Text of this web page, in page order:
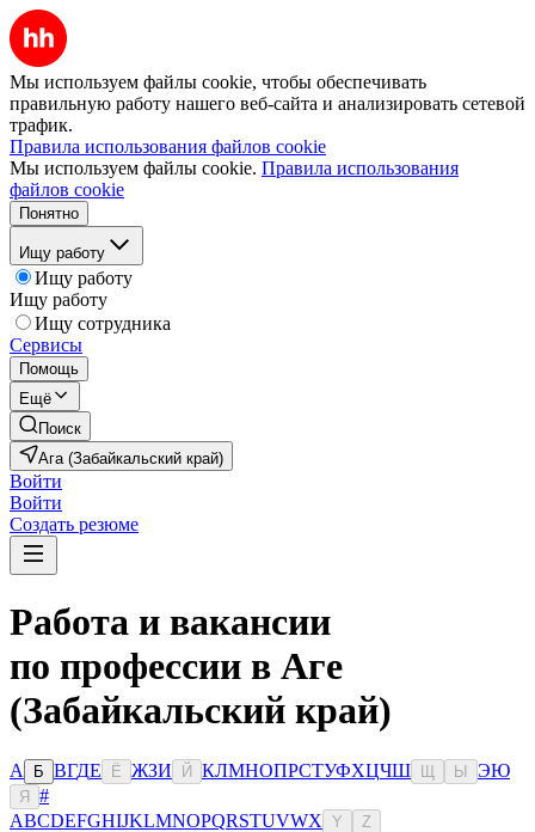
Мы используем файлы cookie, чтобы обеспечивать
правильную работу нашего веб-сайта и анализировать сетевой
трафик.
Правила использования файлов cookie
Мы используем файлы cookie. Правила использования
файлов cookie
Понятно
Ищу работу
Ищу работу
Ищу работу
Ищу сотрудника
Сервисы
Помощь
Ещё
Поиск
Ага (Забайкальский край)
Войти
Войти
Создать резюме
Работа и вакансии
по профессии в Аге
(Забайкальский край)
А Б ВГДЕ Ё ЖЗИ Й КЛМНОПРСТУФХЦЧШ Ы ЭЮ
Я
#
ABCDEFGHIJKLMNOPQRSTUVWX Y Z